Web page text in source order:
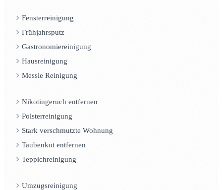
Fensterreinigung
Frühjahrsputz
Gastronomiereinigung
Hausreinigung
Messie Reinigung
Nikotingeruch entfernen
Polsterreinigung
Stark verschmutzte Wohnung
Taubenkot entfernen
Teppichreinigung
Umzugsreinigung